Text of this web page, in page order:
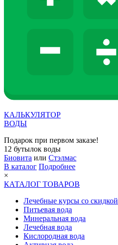
КАЛЬКУЛЯТОР
ВОДЫ
Подарок при первом заказе!
12 бутылок воды
Биовита или Стэлмас
В каталог Подробнее
×
КАТАЛОГ ТОВАРОВ
Лечебные курсы со скидкой
Питьевая вода
Минеральная вода
Лечебная вода
Кислородная вода